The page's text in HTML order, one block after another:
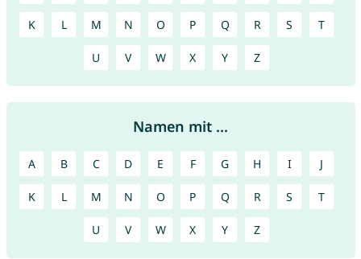
K L M N O P Q R S T
U V W X Y Z
Namen mit ...
A B C D E F G H I J
K L M N O P Q R S T
U V W X Y Z